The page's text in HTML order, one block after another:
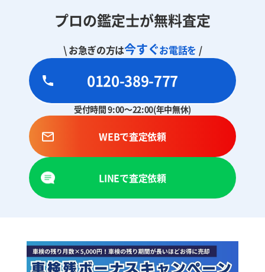
プロの鑑定士が無料査定
\ お急ぎの方は今すぐお電話を /
0120-389-777
受付時間 9:00～22:00(年中無休)
WEBで査定依頼
LINEで査定依頼